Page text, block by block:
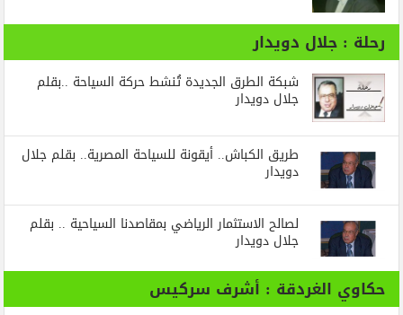
رحلة : جلال دويدار
شبكة الطرق الجديدة تُنشط حركة السياحة ..بقلم
جلال دويدار
طريق الكباش.. أيقونة للسياحة المصرية.. بقلم جلال
دويدار
لصالح الاستثمار الرياضي بمقاصدنا السياحية .. بقلم
جلال دويدار
حكاوي الغردقة : أشرف سركيس